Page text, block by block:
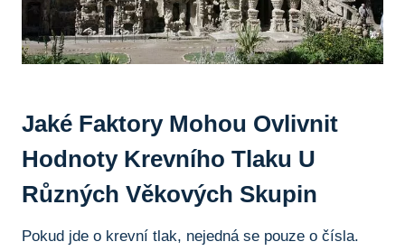
Jaké Faktory Mohou Ovlivnit
Hodnoty Krevního Tlaku U
Různých Věkových Skupin
Pokud jde o krevní tlak, nejedná se pouze o čísla.